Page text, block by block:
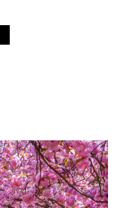
烊，隨時想吃牛肉
括清燉、紅燒、茄